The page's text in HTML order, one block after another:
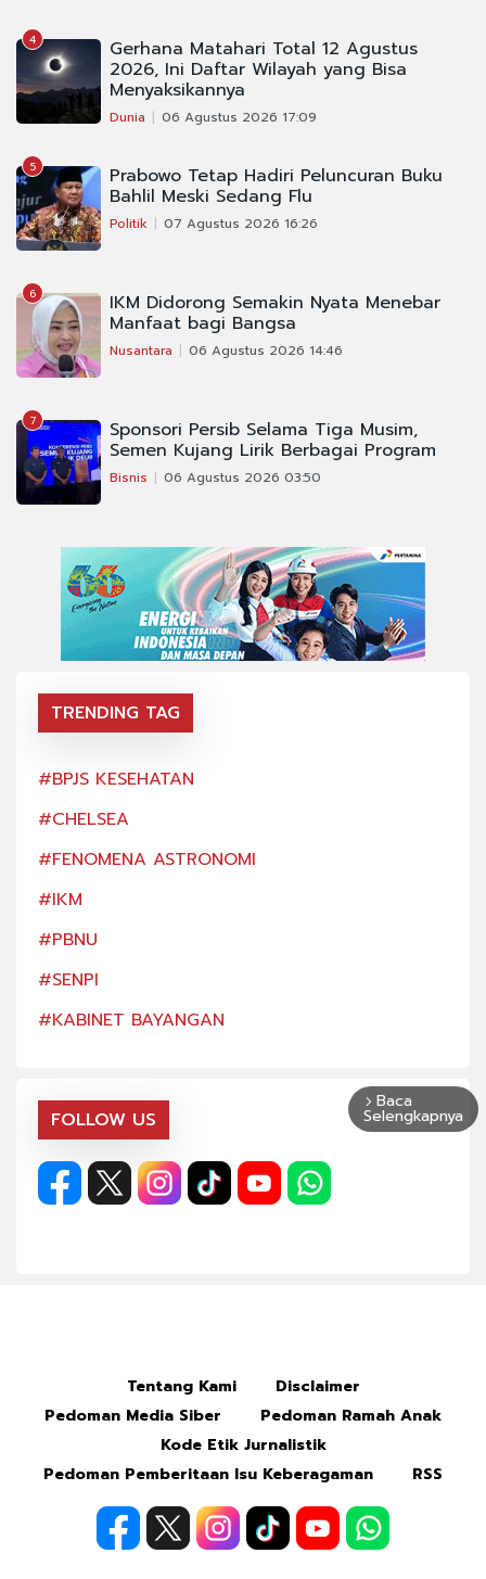
4 Gerhana Matahari Total 12 Agustus
2026, Ini Daftar Wilayah yang Bisa
Menyaksikannya
Dunia 06 Agustus 2026 17:09
5 Prabowo Tetap Hadiri Peluncuran Buku
Bahlil Meski Sedang Flu
Politik 07 Agustus 2026 16:26
6 IKM Didorong Semakin Nyata Menebar
Manfaat bagi Bangsa
Nusantara 06 Agustus 2026 14:46
7 Sponsori Persib Selama Tiga Musim,
Semen Kujang Lirik Berbagai Program
Bisnis 06 Agustus 2026 03:50
TRENDING TAG
#BPJS KESEHATAN
#CHELSEA
#FENOMENA ASTRONOMI
#IKM
#PBNU
#SENPI
#KABINET BAYANGAN
FOLLOW US
arrow_forward_ios Baca
Selengkapnya
Tentang Kami
Disclaimer
Pedoman Media Siber
Pedoman Ramah Anak
Kode Etik Jurnalistik
Pedoman Pemberitaan Isu Keberagaman
RSS